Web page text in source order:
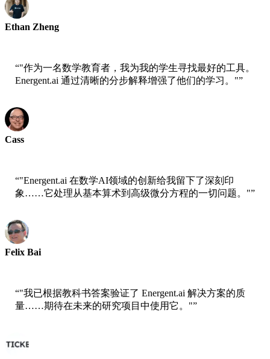
Ethan Zheng
“"作为一名数学教育者，我为我的学生寻找最好的工具。
Energent.ai 通过清晰的分步解释增强了他们的学习。"”
Cass
“"Energent.ai 在数学AI领域的创新给我留下了深刻印
象……它处理从基本算术到高级微分方程的一切问题。"”
Felix Bai
“"我已根据教科书答案验证了 Energent.ai 解决方案的质
量……期待在未来的研究项目中使用它。"”